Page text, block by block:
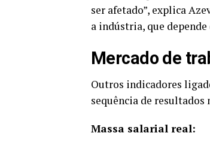
ser afetado”, explica
a indústria, que
Mercado de
Outros indicadores
sequência de resultados
Massa salarial real: